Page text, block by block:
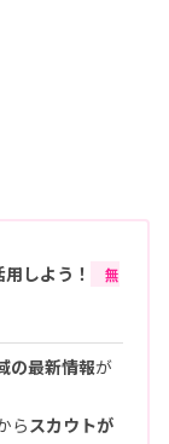
しよう！
無
の最新情報が
ら スカウトが